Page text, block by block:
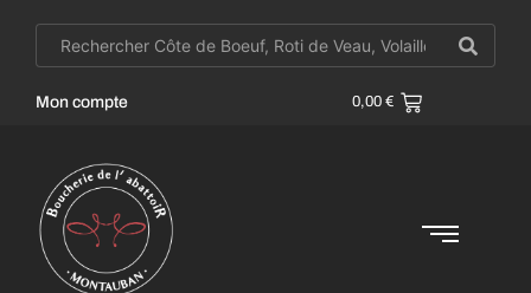
Mon compte 0,00 €